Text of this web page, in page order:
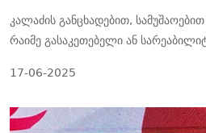
კალაძის განცხადებით,
რაიმე გასაკეთებელი ან
17-06-2025